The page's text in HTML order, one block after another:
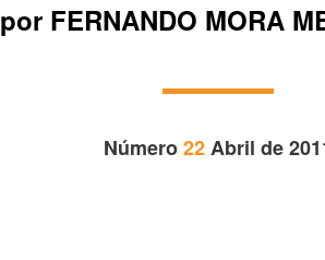
por FERNANDO MORA
Número22Abril de